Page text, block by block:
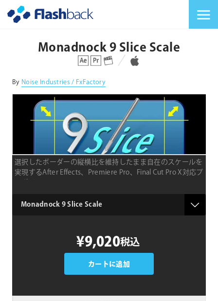
Monadnock 9 Slice Scale
対応プラットフォーム 対応OS
By Noise Industries / FxFactory
選択したボーダーの縦横比を維持したまま自在のスケールを
実現するAfter Effects、Premiere Pro、Final Cut Pro X対応プ
product
¥9,020税込
カートに追加